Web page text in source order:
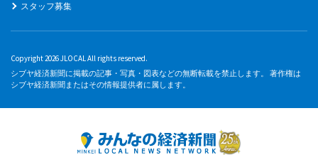
スタッフ募集
Copyright 2026 JLOCAL All rights reserved.
シブヤ経済新聞に掲載の記事・写真・図表などの無断転載を禁止します。 著作権は
シブヤ経済新聞またはその情報提供者に属します。